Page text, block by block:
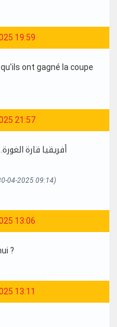
19:59
ont gagné la coupe
21:57
???أفريقيا قارة
04-2025 09:14)
13:06
?
13:11